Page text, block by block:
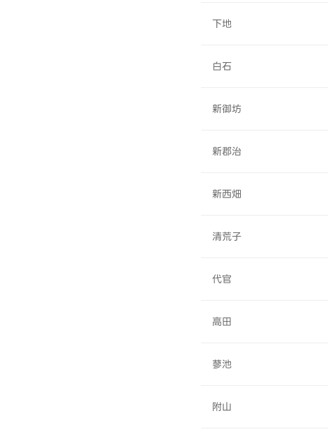
下地
白石
新御坊
新郡治
新西畑
清荒子
代官
高田
蓼池
附山